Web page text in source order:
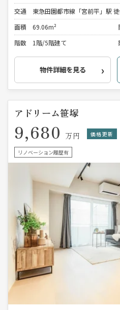
交通
東急田園都市線「宮前平」駅
面積
69.06m²
階数
1階/5階建て
物件詳細を見る
アドリーム笹塚
9,680 万円 価格更新
リノベーション履歴有